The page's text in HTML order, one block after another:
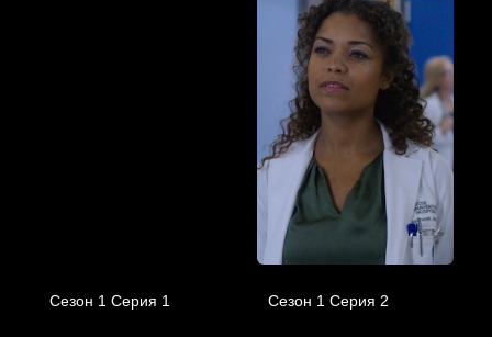
Сезон 1 Серия 1 Сезон 1 Серия 2